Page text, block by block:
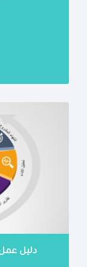
دليل عمل